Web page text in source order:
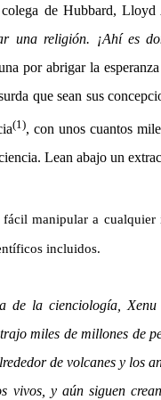
de Hubbard,
una religión. ¡Ahí es
por abrigar la
que sean sus
(1), con unos cuantos
Lean abajo un
fácil manipular a
incluidos.
de la cienciología,
miles de millones de
de volcanes y los
vivos, y aún siguen